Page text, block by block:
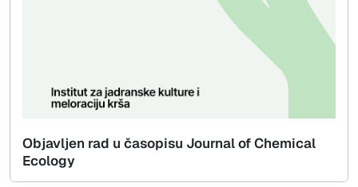
Objavljen rad u časopisu Journal of Chemical
Ecology